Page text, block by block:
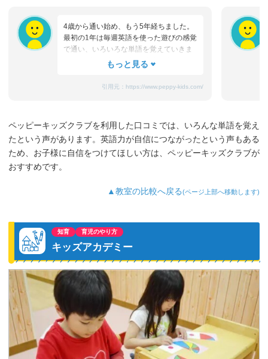
4歳から通い始め、もう5年経ちました。
最初の1年は毎週英語を使った遊びの感覚
で通い、いろいろな単語を覚えていきま
した。2年～3年後は妹に先生の真似をし
ァベットを2人で大きな声で復唱していま
通っています。習い事で英語・習字・ス
イミングに通っているので『部活動が始
まったらどれか辞める?』と娘に聞くと
からも成長して欲しいと思います。
引用元： https://www.peppy-kids.com/
ペッピーキッズクラブを利用した口コミでは、いろんな単語を覚え
たという声があります。英語力が自信につながったという声もある
ため、お子様に自信をつけてほしい方は、ペッピーキッズクラブが
おすすめです。
▲教室の比較へ戻る(ページ上部へ移動します)
知育 育児のやり方
キッズアカデミー